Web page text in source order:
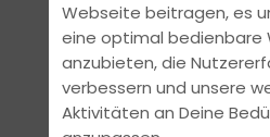
Webseite beitragen, es
eine optimal bedienbare
anzubieten, die
verbessern und unsere
Aktivitäten an Deine